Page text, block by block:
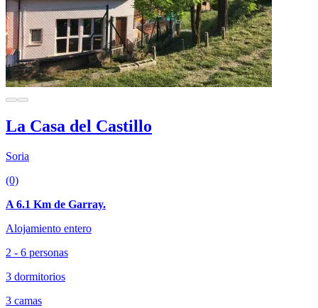
La Casa del Castillo
Soria
(0)
A 6.1 Km de Garray.
Alojamiento entero
2 - 6 personas
3 dormitorios
3 camas